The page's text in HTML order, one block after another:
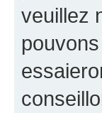
veuillez